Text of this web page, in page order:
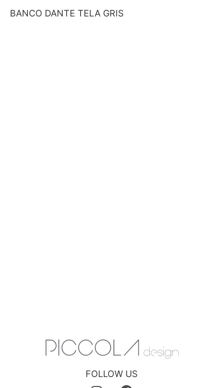
BANCO DANTE TELA GRIS
FOLLOW US